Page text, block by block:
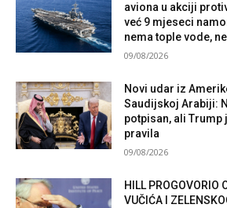
aviona u akciji
već 9 mjeseci
nema tople vode,
09/08/2026
Novi udar iz
Saudijskoj Arabiji:
potpisan, ali
pravila
09/08/2026
HILL PROGOVORIO
VUČIĆA I